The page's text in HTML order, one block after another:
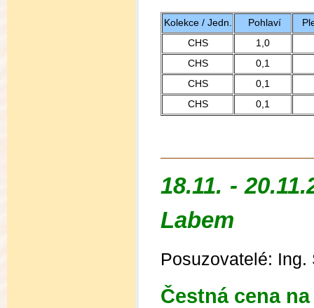
Kolekce / Jedn. Pohlaví
CHS
1,0
CHS
0,1
CHS
0,1
CHS
0,1
18.11. -
Labem
Posuzovatelé:
Čestná cena